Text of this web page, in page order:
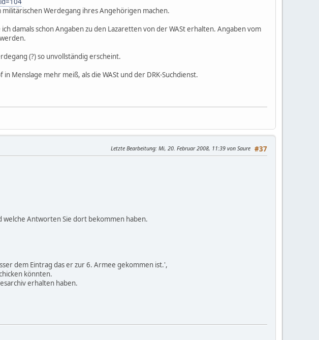
Werdegang ihres Angehörigen machen.
damals schon Angaben zu den Lazaretten von der WASt erhalten. Angaben vom
(?) so unvollständig erscheint.
Menslage mehr meiß, als die WASt und der DRK-Suchdienst.
#37
Letzte Bearbeitung: Mi, 20. Februar 2008, 11:39 von Saure
Antworten Sie dort bekommen haben.
dem Eintrag das er zur 6. Armee gekommen ist.',
könnten.
erhalten haben.